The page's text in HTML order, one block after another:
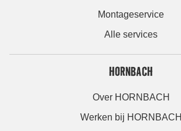
Montageservice
Alle services
HORNBACH
Over HORNBACH
Werken bij HORNBACH